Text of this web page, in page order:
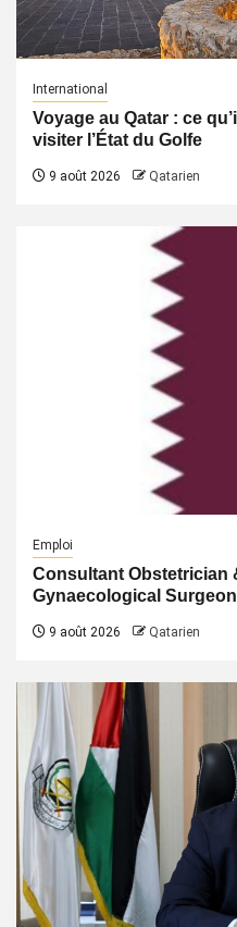
International
Voyage au Qatar : ce
visiter l’État du Golfe
9 août 2026 Qatarien
Emploi
Consultant Obstetrician
Gynaecological Surgeon
9 août 2026 Qatarien